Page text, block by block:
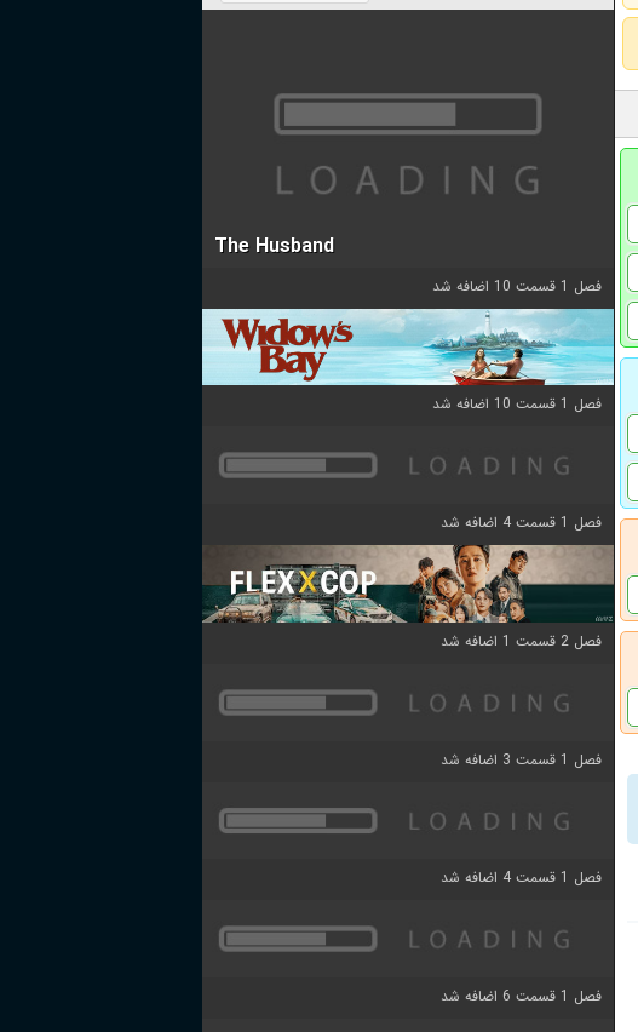
The Husband
فصل 1 قسمت 10 اضافه شد
فصل 1 قسمت 10 اضافه شد
فصل 1 قسمت 4 اضافه شد
فصل 2 قسمت 1 اضافه شد
فصل 1 قسمت 3 اضافه شد
فصل 1 قسمت 4 اضافه شد
فصل 1 قسمت 6 اضافه شد